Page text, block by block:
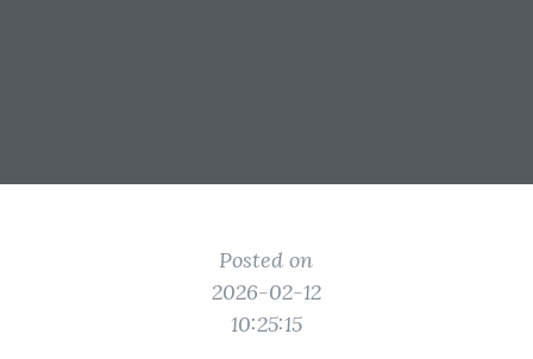
Posted on
2026-02-12
10:25:15